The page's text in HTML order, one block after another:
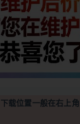
载位置一般在右上